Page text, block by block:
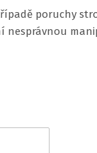
poruchy
nesprávnou